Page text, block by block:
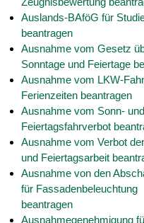
Auslands-BAföG für
beantragen
Ausnahme vom Gesetz
Sonntage und Feiertage
Ausnahme vom LKW-
Ferienzeiten beantragen
Ausnahme vom Sonn- und
Feiertagsfahrverbot
Ausnahme vom Verbot
und Feiertagsarbeit
Ausnahme von den
für Fassadenbeleuchtung
beantragen
Ausnahmegenehmigung